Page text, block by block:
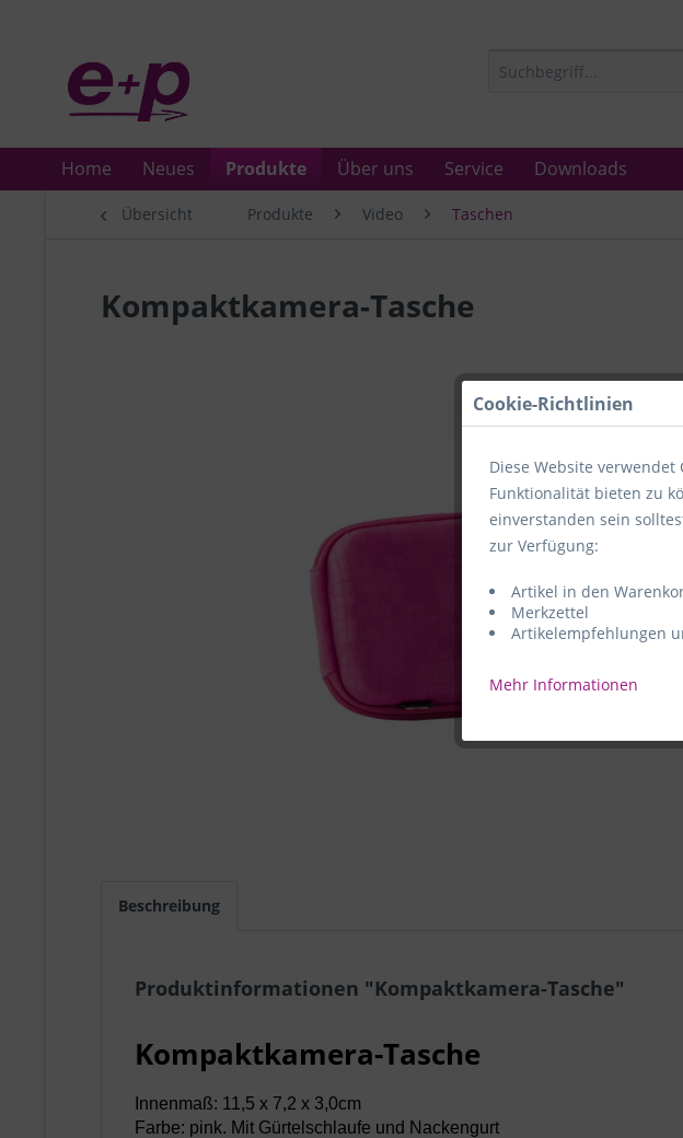
Home Neues Produkte Über uns Service Downloads
Übersicht Produkte Video Taschen
Kompaktkamera-Tasche
Beschreibung
Produktinformationen "Kompaktkamera-Tasche"
Kompaktkamera-Tasche
Innenmaß: 11,5 x 7,2 x 3,0cm
Farbe: pink. Mit Gürtelschlaufe und Nackengurt
Cookie-Richtlinien
Diese Website verwendet
Funktionalität bieten zu
einverstanden sein
zur Verfügung:
Artikel in den
Merkzettel
Artikelempfehlungen
Mehr Informationen